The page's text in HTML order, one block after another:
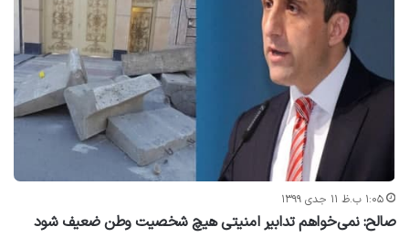
۱:۰۵ ب.ظ ۱۱ جدی ۱۳۹۹
صالح: نمی‌خواهم تدابیر امنیتی هیچ شخصیت وطن ضعیف شود